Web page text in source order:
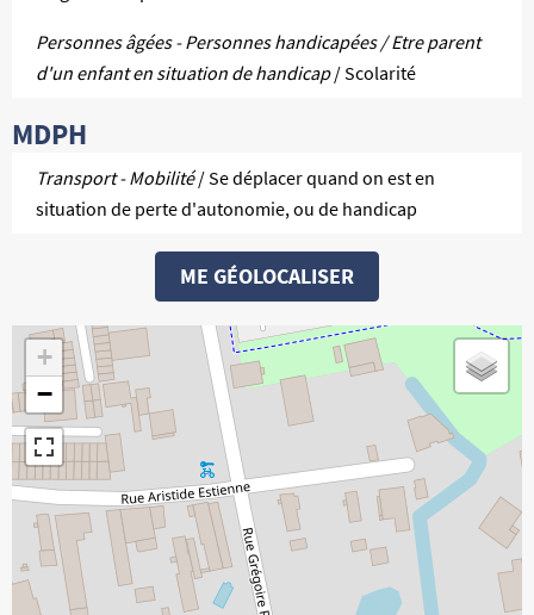
Personnes âgées - Personnes handicapées / Etre parent
d'un enfant en situation de handicap/ Scolarité
MDPH
Transport - Mobilité/ Se déplacer quand on est en
situation de perte d'autonomie, ou de handicap
ME GÉOLOCALISER
+
−